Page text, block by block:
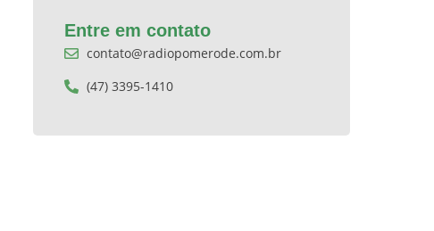
Entre em contato
contato@radiopomerode.com.br
(47) 3395-1410